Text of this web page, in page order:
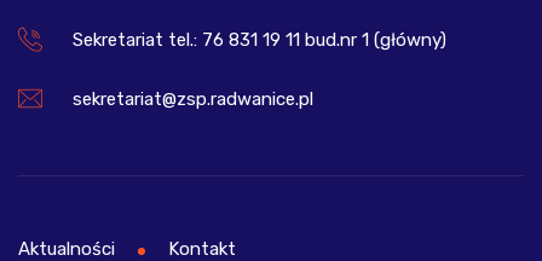
Sekretariat tel.: 76 831 19 11 bud.nr 1 (główny)
sekretariat@zsp.radwanice.pl
Aktualności Kontakt